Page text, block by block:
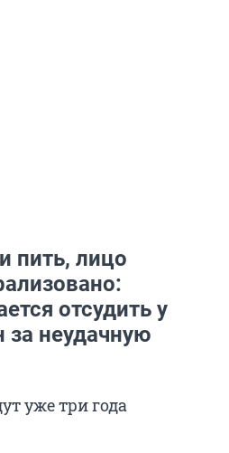
пить, лицо
отсудить у
за неудачную
уже три года